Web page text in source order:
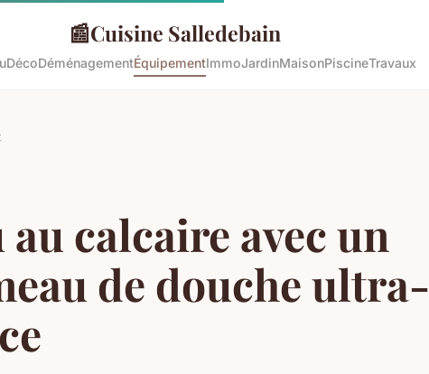
📰Cuisine Salledebain
DécoDéménagementÉquipementImmoJardinMaisonPiscineTravaux
calcaire avec un
de douche ultra-